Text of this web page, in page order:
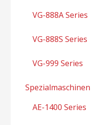
VG-888A Series
VG-888S Series
VG-999 Series
Spezialmaschinen
AE-1400 Series